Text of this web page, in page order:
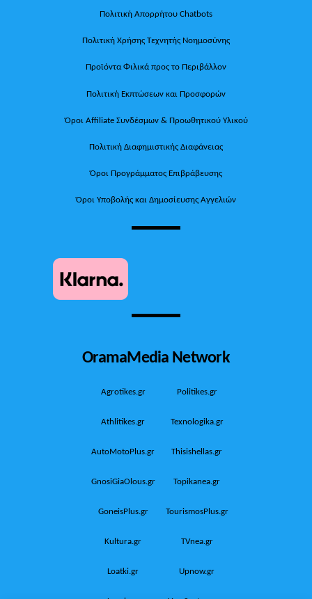
Πολιτική Απορρήτου Chatbots
Πολιτική Χρήσης Τεχνητής Νοημοσύνης
Προϊόντα Φιλικά προς το Περιβάλλον
Πολιτική Εκπτώσεων και Προσφορών
Όροι Affiliate Συνδέσμων & Προωθητικού Υλικού
Πολιτική Διαφημιστικής Διαφάνειας
Όροι Προγράμματος Επιβράβευσης
Όροι Υποβολής και Δημοσίευσης Αγγελιών
OramaMedia Network
Agrotikes.gr Politikes.gr
Athlitikes.gr Texnologika.gr
AutoMotoPlus.gr Thisishellas.gr
GnosiGiaOlous.gr Topikanea.gr
GoneisPlus.gr TourismosPlus.gr
Kultura.gr TVnea.gr
Loatki.gr Upnow.gr